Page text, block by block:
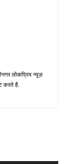
लोकप्रिय न्यूज़
करते है.